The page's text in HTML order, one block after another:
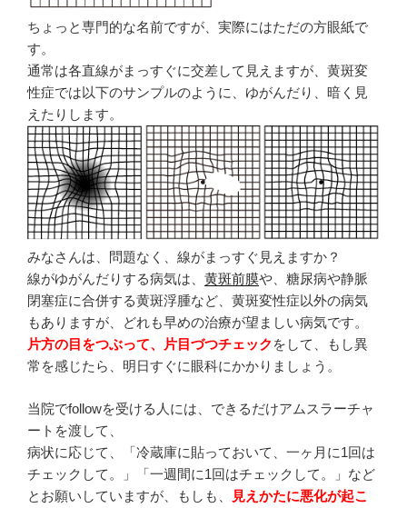
ちょっと専門的な名前ですが、実際にはただの方眼紙で
す。
通常は各直線がまっすぐに交差して見えますが、黄斑変
性症では以下のサンプルのように、ゆがんだり、暗く見
えたりします。
みなさんは、問題なく、線がまっすぐ見えますか？
線がゆがんだりする病気は、 黄斑前膜や、糖尿病や静脈
閉塞症に合併する黄斑浮腫など、黄斑変性症以外の病気
もありますが、どれも早めの治療が望ましい病気です。
片方の目をつぶって、片目づつチェック をして、もし異
常を感じたら、明日すぐに眼科にかかりましょう。
当院でfollowを受ける人には、できるだけアムスラーチャ
ートを渡して、
病状に応じて、「冷蔵庫に貼っておいて、一ヶ月に1回は
チェックして。」「一週間に1回はチェックして。」など
とお願いしていますが、もしも、
見えかたに悪化が起こ